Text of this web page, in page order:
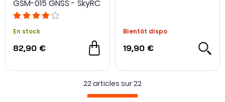
GSM-015 GNSS - SkyRC
En stock
82,90 €
Bientôt dispo
19,90 €
22 articles sur22